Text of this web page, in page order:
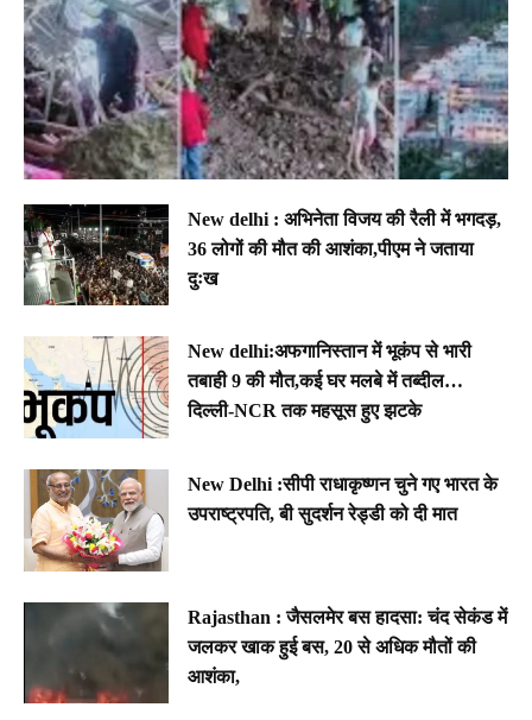
New delhi : अभिनेता विजय की रैली में भगदड़,
36 लोगों की मौत की आशंका,पीएम ने जताया
दुःख
New delhi:अफगानिस्तान में भूकंप से भारी
तबाही 9 की मौत,कई घर मलबे में तब्दील…
दिल्ली-NCR तक महसूस हुए झटके
New Delhi :सीपी राधाकृष्णन चुने गए भारत के
उपराष्ट्रपति, बी सुदर्शन रेड्डी को दी मात
Rajasthan : जैसलमेर बस हादसा: चंद सेकंड में
जलकर खाक हुई बस, 20 से अधिक मौतों की
आशंका,